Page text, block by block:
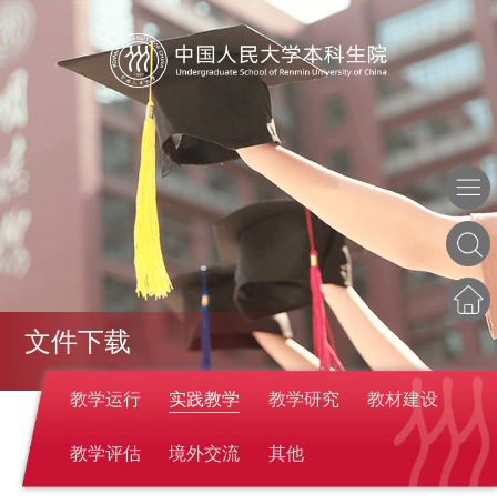
文件下载
教学运行 实践教学 教学研究 教材建设
教学评估 境外交流 其他